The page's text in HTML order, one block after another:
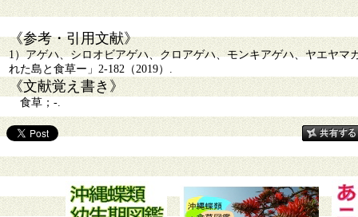
《参考・引用文献》
1）アゲハ、シロオビアゲハ、クロアゲハ、モンキアゲハ、ヤエヤ
れた島と食草ー」2-182（2019）.
《文献覚え書き》
食草；-.